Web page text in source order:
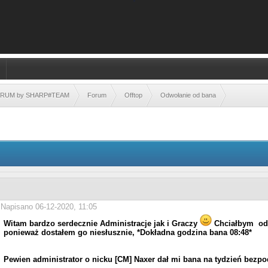
by SHARP#TEAM Forum Offtop Odwołanie od bana
Napisano 06-12-2020, 11:05
Witam bardzo serdecznie Administracje jak i Graczy
Chciałbym
ponieważ dostałem go niesłusznie, *Dokładna godzina bana 08:48*
Pewien administrator o nicku [CM] Naxer dał mi bana na tydzień